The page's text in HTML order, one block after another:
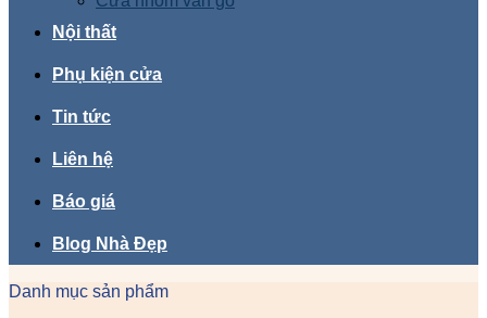
Nội thất
Phụ kiện cửa
Tin tức
Liên hệ
Báo giá
Blog Nhà Đẹp
Danh mục sản phẩm